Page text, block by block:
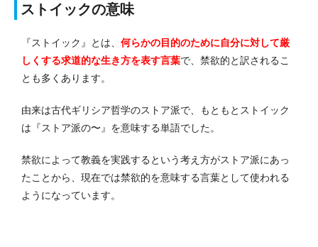
ストイックの意味
『ストイック』とは、 何らかの目的のために自分に対して厳
しくする求道的な生き方を表す言葉で、禁欲的と訳されるこ
とも多くあります。
由来は古代ギリシア哲学のストア派で、もともとストイック
は『ストア派の〜』を意味する単語でした。
禁欲によって教義を実践するという考え方がストア派にあっ
たことから、現在では禁欲的を意味する言葉として使われる
ようになっています。